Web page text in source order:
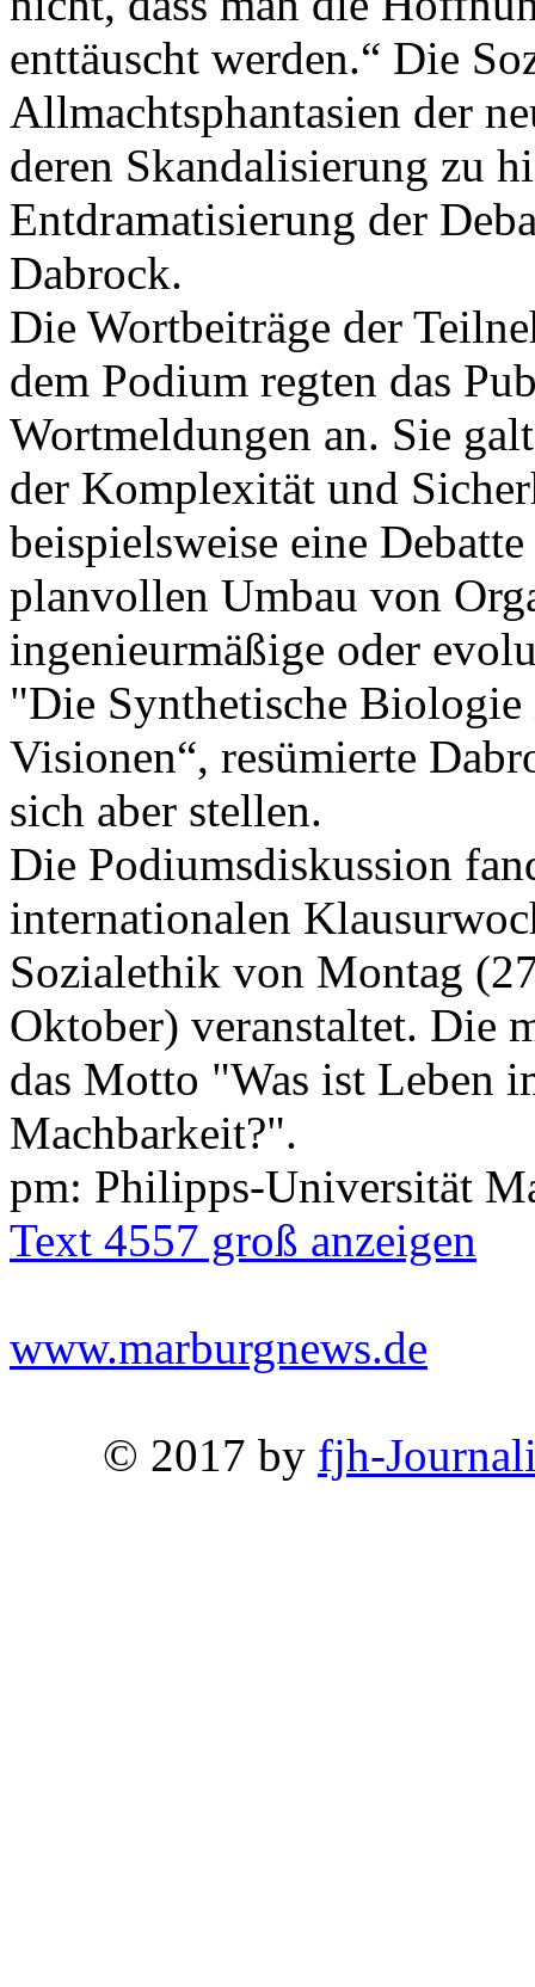
enttäuscht werden.“ Die
Allmachtsphantasien der
deren Skandalisierung zu
Entdramatisierung der
Dabrock.
Die Wortbeiträge der
dem Podium regten das
Wortmeldungen an. Sie
der Komplexität und
beispielsweise eine
planvollen Umbau von
ingenieurmäßige oder
"Die Synthetische Biologie
Visionen“, resümierte
sich aber stellen.
Die Podiumsdiskussion
internationalen
Sozialethik von Montag
Oktober) veranstaltet. Die
das Motto "Was ist Leben
Machbarkeit?".
pm: Philipps-Universität
Text 4557 groß anzeigen
www.marburgnews.de
© 2017 by fjh-